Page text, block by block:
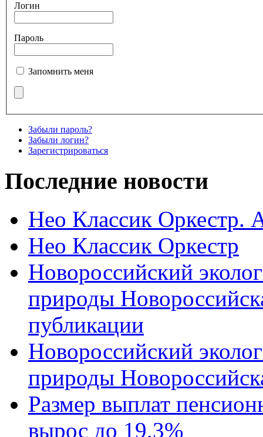
Логин
Пароль
Запомнить меня
Забыли пароль?
Забыли логин?
Зарегистрироваться
Последние новости
Нео Классик Оркестр.
Нео Классик Оркестр
Новороссийский
природы
публикации
Новороссийский
природы
Размер выплат
вырос до 19,3%